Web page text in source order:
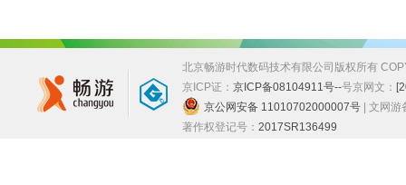
北京畅游时代数码技术有限公司版权所有
京ICP证： 京ICP备08104911号--号京网文：
京公网安备 11010702000007号 | 文网游
著作权登记号： 2017SR136499